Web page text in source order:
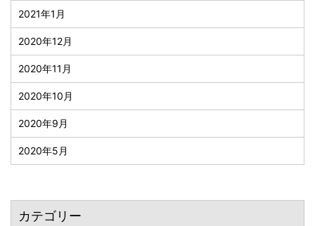
2021年1月
2020年12月
2020年11月
2020年10月
2020年9月
2020年5月
カテゴリー